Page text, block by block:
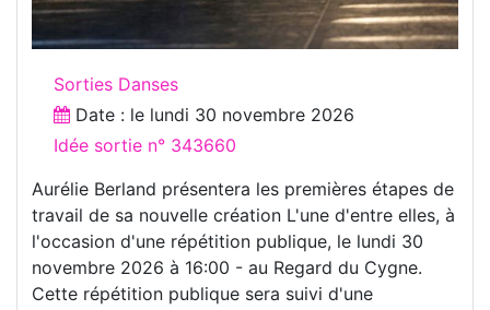
Sorties Danses
Date : le lundi 30 novembre 2026
Idée sortie n° 343660
Aurélie Berland présentera les premières étapes de
travail de sa nouvelle création L'une d'entre elles, à
l'occasion d'une répétition publique, le lundi 30
novembre 2026 à 16:00 - au Regard du Cygne.
Cette répétition publique sera suivi d'une